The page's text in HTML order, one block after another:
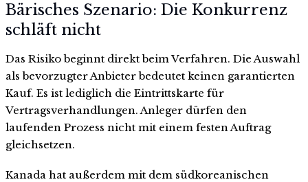
Bärisches Szenario: Die Konkurrenz
schläft nicht
Das Risiko beginnt direkt beim Verfahren. Die Auswahl
als bevorzugter Anbieter bedeutet keinen garantierten
Kauf. Es ist lediglich die Eintrittskarte für
Vertragsverhandlungen. Anleger dürfen den
laufenden Prozess nicht mit einem festen Auftrag
gleichsetzen.
Kanada hat außerdem mit dem südkoreanischen